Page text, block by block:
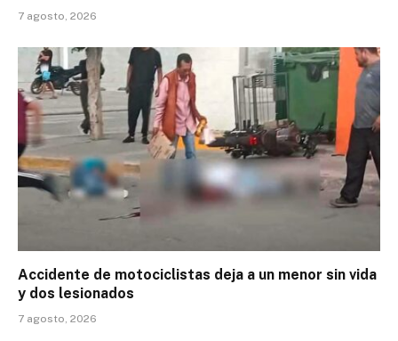
7 agosto, 2026
Accidente de motociclistas deja a un menor sin vida
y dos lesionados
7 agosto, 2026